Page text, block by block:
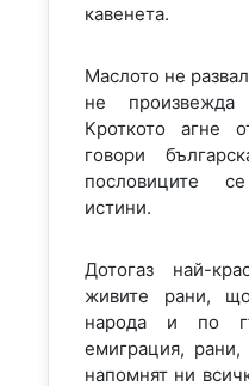
кавенета.
Маслото не
не произвежда
Кроткото агне
говори
пословиците
истини.
Дотогаз най-
живите рани,
народа и по
емиграция,
напомнят ни